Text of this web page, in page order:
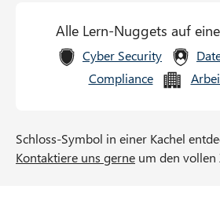
Alle Lern-Nuggets auf
Cyber Security
Compliance
Schloss-Symbol in einer Kachel
Kontaktiere uns gerne um den